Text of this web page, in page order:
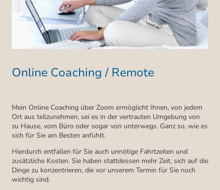
Online Coaching / Remote
Mein Online Coaching über Zoom ermöglicht Ihnen, von jedem
Ort aus teilzunehmen, sei es in der vertrauten Umgebung von
zu Hause, vom Büro oder sogar von unterwegs. Ganz so, wie es
sich für Sie am Besten anfühlt.
Hierdurch entfallen für Sie auch unnötige Fahrtzeiten und
zusätzliche Kosten. Sie haben stattdessen mehr Zeit, sich auf die
Dinge zu konzentrieren, die vor unserem Termin für Sie noch
wichtig sind.